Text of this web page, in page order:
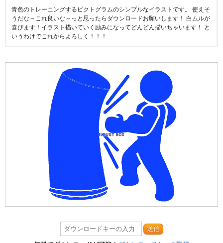
青色のトレーニングするピクトグラムのシンプルなイラストです。 使えそ
うだな～これ良いな～っと思ったらダウンロードお願いします！ 白ムルが
喜びます！イラスト描いていく励みになってどんどん描いちゃいます！ と
いうわけでこれからよろしく！！！
送信